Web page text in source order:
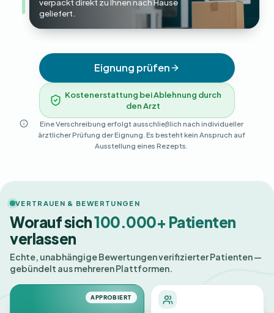
verpackt direkt zu Ihnen nach Hause
geliefert.
Eignung prüfen
Kostenerstattung bei Ablehnung durch
den Arzt
Eine Verschreibung erfolgt ausschließlich nach individueller
ärztlicher Prüfung der Eignung. Es besteht kein Anspruch auf
Ausstellung eines Rezepts.
VERTRAUEN & BEWERTUNGEN
Worauf sich100.000+ Patienten
verlassen
Echte, unabhängige Bewertungen verifizierter Patienten —
gebündelt aus mehreren Plattformen.
APPROBIERT